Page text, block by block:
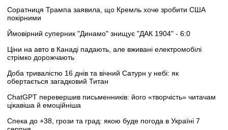
Соратниця Трампа заявила, що Кремль хоче зробити США
покірними
Ймовірний суперник "Динамо" знищує "ДАК 1904" - 6:0
Ціни на авто в Канаді падають, але вживані електромобілі
стрімко дорожчають
Доба тривалістю 16 днів та вічний Сатурн у небі: як
обертається загадковий Титан
ChatGPT перевершив письменників: його «творчість» читачам
цікавіша й емоційніша
Спека до +38, грози та град: якою буде погода в Україні 7